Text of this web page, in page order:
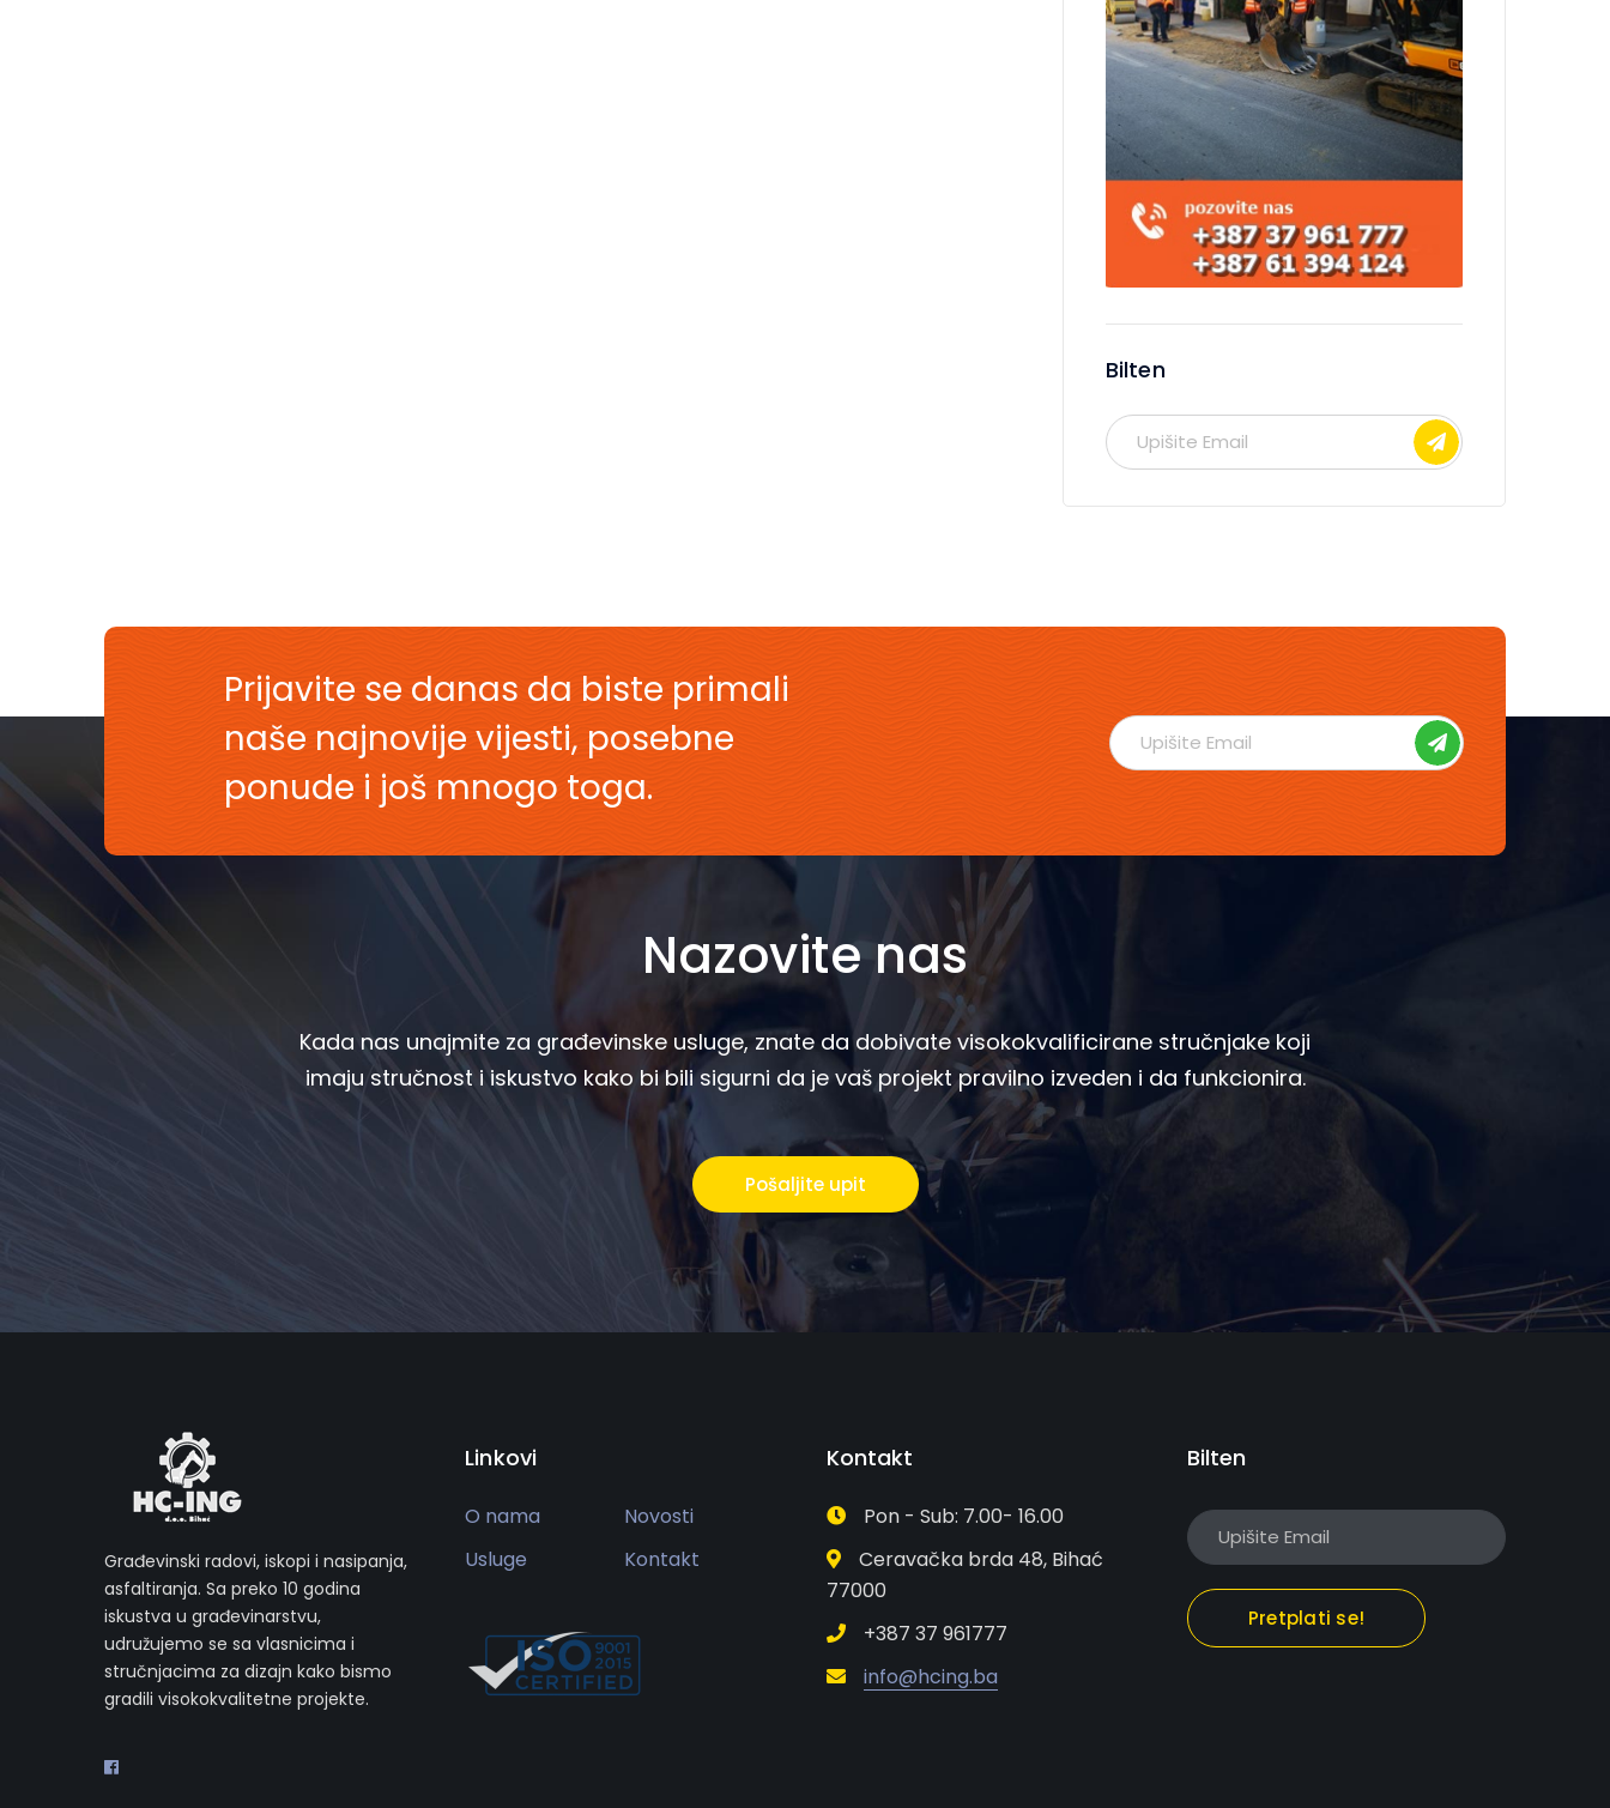
Bilten
Prijavite se danas da biste primali
naše najnovije vijesti, posebne
ponude i još mnogo toga.
Nazovite nas
Kada nas unajmite za građevinske usluge, znate da dobivate visokokvalificirane stručnjake koji
imaju stručnost i iskustvo kako bi bili sigurni da je vaš projekt pravilno izveden i da funkcionira.
Pošaljite upit
Građevinski radovi, iskopi i nasipanja,
asfaltiranja. Sa preko 10 godina
iskustva u građevinarstvu,
udružujemo se sa vlasnicima i
stručnjacima za dizajn kako bismo
gradili visokokvalitetne projekte.
Linkovi
O nama
Novosti
Usluge
Kontakt
Kontakt
Pon - Sub: 7.00- 16.00
Ceravačka brda 48, Bihać
77000
+387 37 961777
info@hcing.ba
Bilten
Pretplati se!